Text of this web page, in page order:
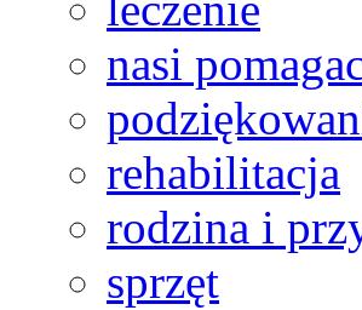
nasi
rehabilitacja
rodzina i
sprzęt